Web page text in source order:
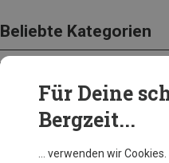
Beliebte Kategorien
Für Deine
Bergzeit...
… verwenden wir